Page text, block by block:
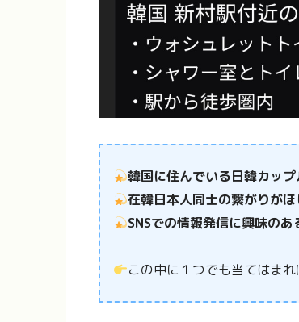
韓国に住んでいる日韓カッ
在韓日本人同士の繋がりがほ
SNSでの情報発信に興味のあ
この中に１つでも当てはまれ